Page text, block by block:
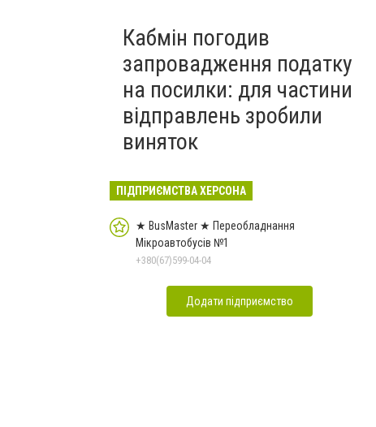
Кабмін погодив
запровадження податку
на посилки: для частини
відправлень зробили
виняток
ПІДПРИЄМСТВА ХЕРСОНА
★ BusMaster ★ Переобладнання
Мікроавтобусів №1
+380(67)599-04-04
Додати підприємство